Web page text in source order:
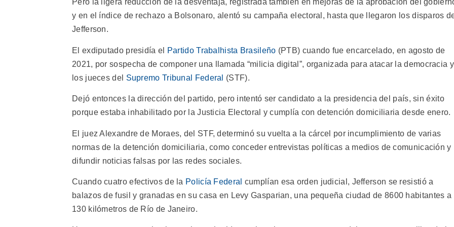
Pero la ligera reducción de la desventaja, registrada también en mejoras de la aprobación del
y en el índice de rechazo a Bolsonaro, alentó su campaña electoral, hasta que llegaron los disparos
Jefferson.
El exdiputado presidía el Partido Trabalhista Brasileño (PTB) cuando fue encarcelado, en agosto de
2021, por sospecha de componer una llamada “milicia digital”, organizada para atacar la democracia y
los jueces del Supremo Tribunal Federal (STF).
Dejó entonces la dirección del partido, pero intentó ser candidato a la presidencia del país, sin éxito
porque estaba inhabilitado por la Justicia Electoral y cumplía con detención domiciliaria desde enero.
El juez Alexandre de Moraes, del STF, determinó su vuelta a la cárcel por incumplimiento de varias
normas de la detención domiciliaria, como conceder entrevistas políticas a medios de comunicación y
difundir noticias falsas por las redes sociales.
Cuando cuatro efectivos de la Policía Federal cumplían esa orden judicial, Jefferson se resistió a
balazos de fusil y granadas en su casa en Levy Gasparian, una pequeña ciudad de 8600 habitantes a
130 kilómetros de Río de Janeiro.